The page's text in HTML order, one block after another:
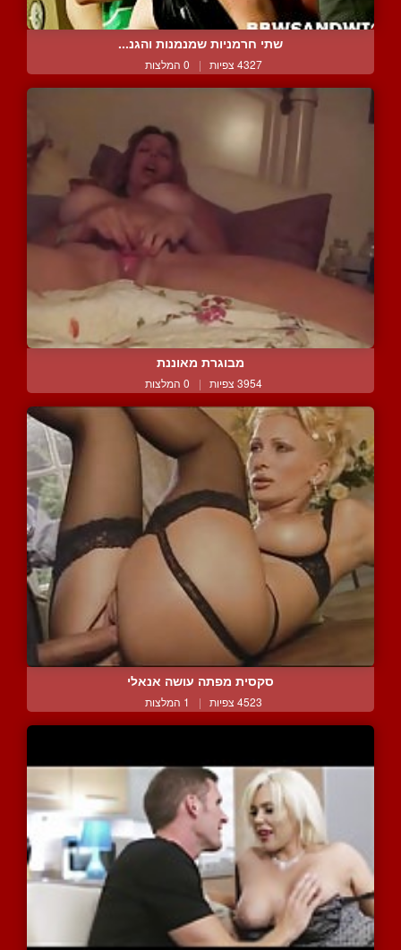
שתי חרמניות שמנמנות והגנ...
4327 צפיות | 0 המלצות
מבוגרת מאוננת
3954 צפיות | 0 המלצות
סקסית מפתה עושה אנאלי
4523 צפיות | 1 המלצות